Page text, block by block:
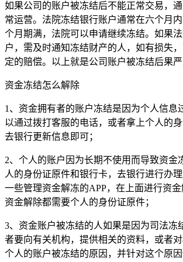
如果公司的账户被冻结后不能正常交易，
常运营。法院冻结银行账户通常在六个月
个月期满，法院可以申请继续冻结。如果
户，需及时通知冻结财产的人，如有损失
定的赔偿。以上就是公司账户被冻结后果严
资金冻结怎么解除
1、资金拥有者的账户冻结是因为个人信息
以通过拨打客服的电话，或者拿上个人的
去银行更新信息即可；
2、个人的账户因为长期不使用而导致资金
人的身份证原件和银行卡，去银行进行办
一些管理资金解冻的APP，在上面进行资金
资金解除都需要个人的身份证原件；
3、资金账户被冻结的人如果是因为司法冻
者要向有关机构，提供相关的资料，或者
个人的账户被冻结的原因，并针对这个原